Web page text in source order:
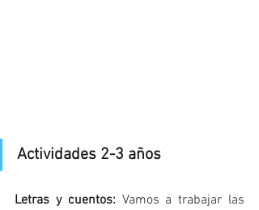
Actividades 2-3 años
Letras y cuentos: Vamos a trabajar las